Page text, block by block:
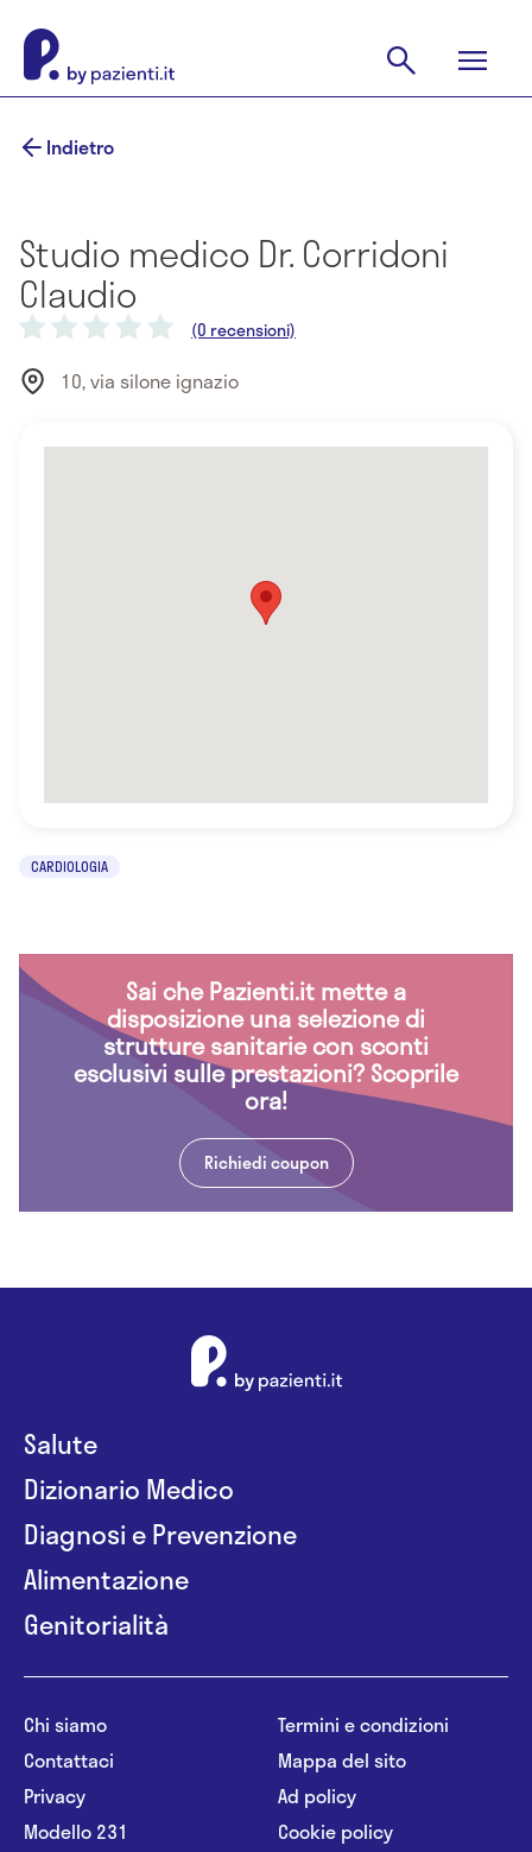
Indietro
Studio medico Dr. Corridoni
Claudio
(0 recensioni)
10, via silone ignazio
CARDIOLOGIA
Sai che Pazienti.it mette a
disposizione una selezione di
strutture sanitarie con sconti
esclusivi sulle prestazioni? Scoprile
ora!
Richiedi coupon
Salute
Dizionario Medico
Diagnosi e Prevenzione
Alimentazione
Genitorialità
Chi siamo
Contattaci
Privacy
Modello 231
Termini e condizioni
Mappa del sito
Ad policy
Cookie policy